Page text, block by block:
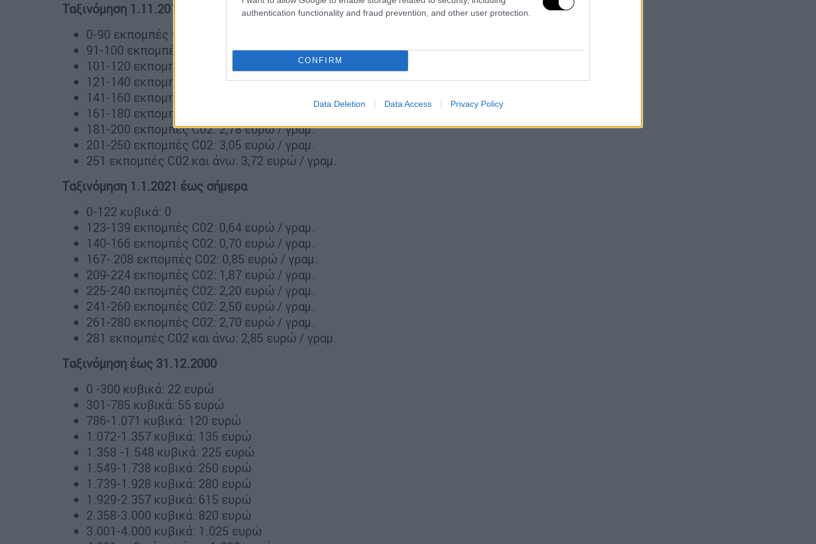
authentication functionality and fraud prevention, and other user protection.
CONFIRM
Data Deletion Data Access Privacy Policy
Ταξινόμηση 1.11.2010 - 31.12.2020
0-90 εκπομπές C02: 0
91-100 εκπομπές C02: 0,90 ευρώ / γραμ.
101-120 εκπομπές C02: 0,98 ευρώ / γραμ.
121-140 εκπομπές C02: 1,20 ευρώ / γραμ.
141-160 εκπομπές C02: 1,85 ευρώ / γραμ.
161-180 εκπομπές C02: 2,45 ευρώ / γραμ.
181-200 εκπομπές C02: 2,78 ευρώ / γραμ.
201-250 εκπομπές C02: 3,05 ευρώ / γραμ.
251 εκπομπές C02 και άνω: 3,72 ευρώ / γραμ.
Ταξινόμηση 1.1.2021 έως σήμερα
0-122 κυβικά: 0
123-139 εκπομπές C02: 0,64 ευρώ / γραμ.
140-166 εκπομπές C02: 0,70 ευρώ / γραμ.
167- 208 εκπομπές C02: 0,85 ευρώ / γραμ.
209-224 εκπομπές C02: 1,87 ευρώ / γραμ.
225-240 εκπομπές C02: 2,20 ευρώ / γραμ.
241-260 εκπομπές C02: 2,50 ευρώ / γραμ.
261-280 εκπομπές C02: 2,70 ευρώ / γραμ.
281 εκπομπές C02 και άνω: 2,85 ευρώ / γραμ.
Ταξινόμηση έως 31.12.2000
0 -300 κυβικά: 22 ευρώ
301-785 κυβικά: 55 ευρώ
786-1.071 κυβικά: 120 ευρώ
1.072-1.357 κυβικά: 135 ευρώ
1.358 -1.548 κυβικά: 225 ευρώ
1.549-1.738 κυβικά: 250 ευρώ
1.739-1.928 κυβικά: 280 ευρώ
1.929-2.357 κυβικά: 615 ευρώ
2.358-3.000 κυβικά: 820 ευρώ
3.001-4.000 κυβικά: 1.025 ευρώ